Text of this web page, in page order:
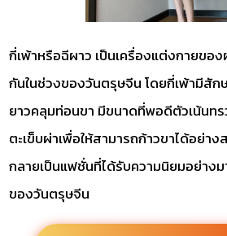
กี่เพ้าหรือฉีผาว เป็นเครื่องแต่งกายข
กันในช่วงของวันตรุษจีน โดยกี่เพ้ามีสัก
ยาวคลุมท่อนขา มีขนาดที่พอดีตัวเน้นท
ตะเข็บผ่าเพื่อให้สามารถก้าวขาได้อย่า
กลายเป็นแฟชั่นที่ได้รับความนิยมอย่างม
ของวันตรุษจีน